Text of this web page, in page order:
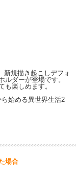
新規描き起こしデフォ
ルダーが登場です。
も楽しめます。
始める異世界生活2
場合